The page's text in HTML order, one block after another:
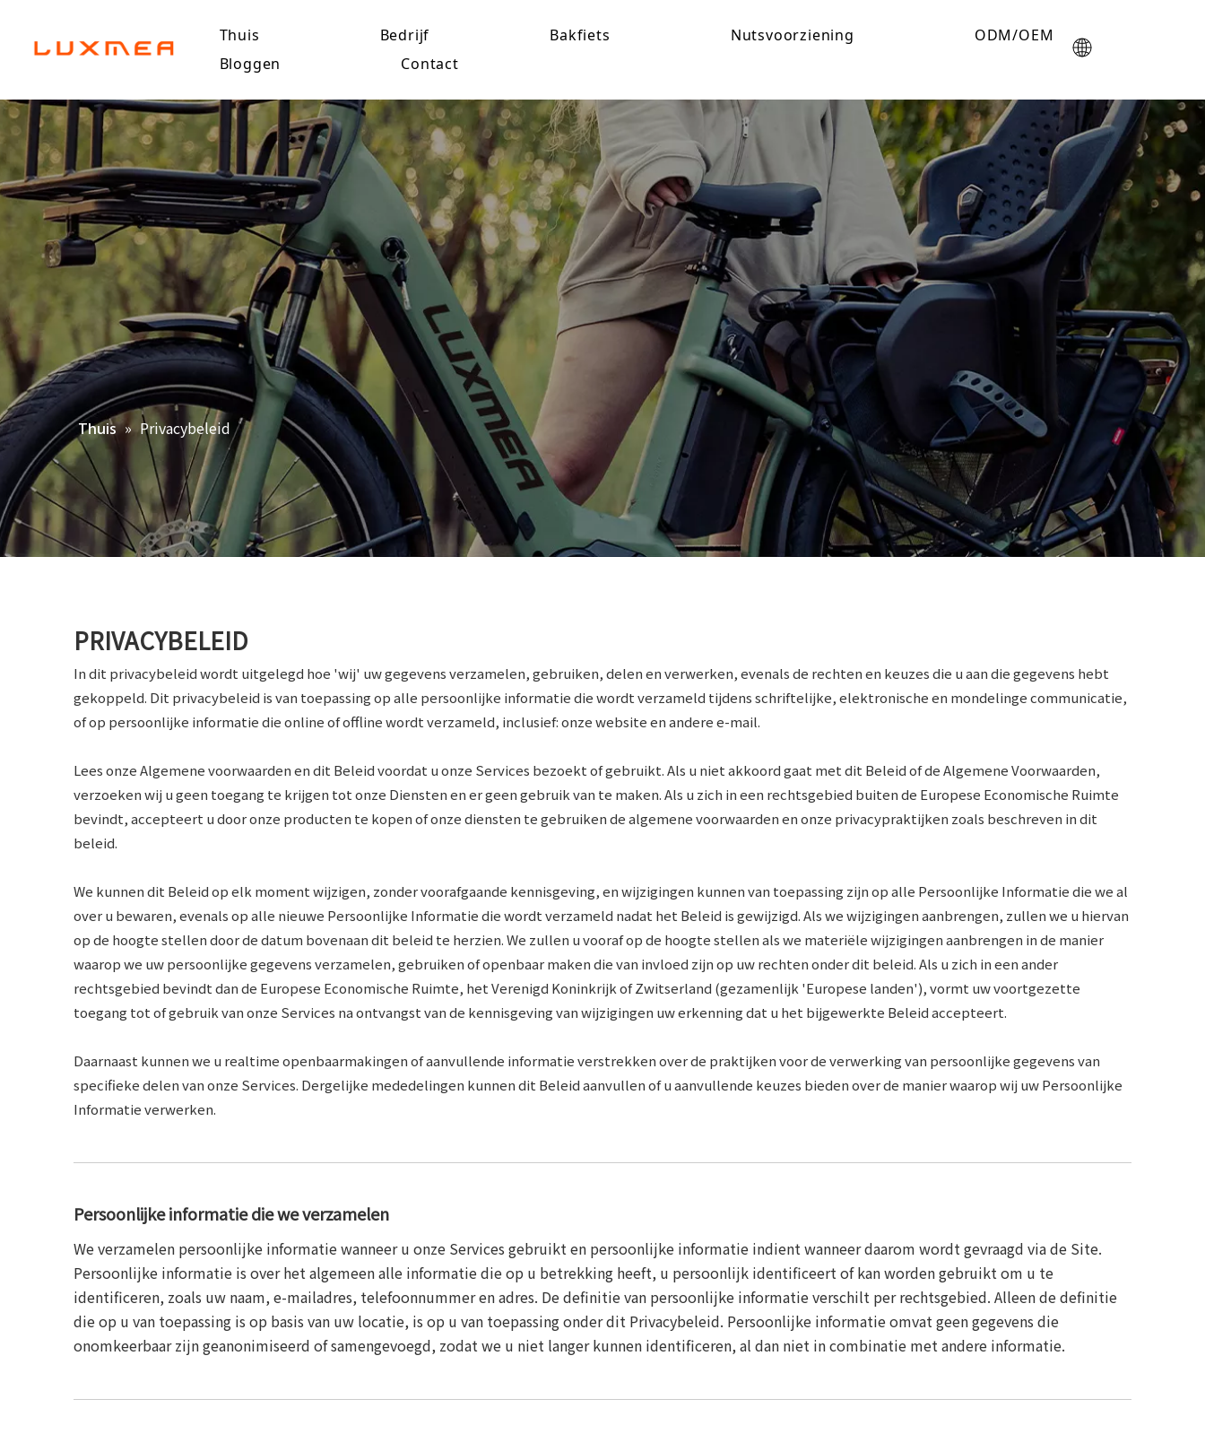
Thuis Bedrijf Bakfiets Nutsvoorziening
ODM/OEM
Bloggen
Contact
Thuis » Privacybeleid
PRIVACYBELEID
In dit privacybeleid wordt uitgelegd hoe 'wij' uw gegevens verzamelen, gebruiken, delen en verwerken, evenals de rechten en keuzes die u aan die gegevens hebt
gekoppeld. Dit privacybeleid is van toepassing op alle persoonlijke informatie die wordt verzameld tijdens schriftelijke, elektronische en mondelinge communicatie,
of op persoonlijke informatie die online of offline wordt verzameld, inclusief: onze website en andere e-mail.
Lees onze Algemene voorwaarden en dit Beleid voordat u onze Services bezoekt of gebruikt. Als u niet akkoord gaat met dit Beleid of de Algemene Voorwaarden,
verzoeken wij u geen toegang te krijgen tot onze Diensten en er geen gebruik van te maken. Als u zich in een rechtsgebied buiten de Europese Economische Ruimte
bevindt, accepteert u door onze producten te kopen of onze diensten te gebruiken de algemene voorwaarden en onze privacypraktijken zoals beschreven in dit
beleid.
We kunnen dit Beleid op elk moment wijzigen, zonder voorafgaande kennisgeving, en wijzigingen kunnen van toepassing zijn op alle Persoonlijke Informatie die we al
over u bewaren, evenals op alle nieuwe Persoonlijke Informatie die wordt verzameld nadat het Beleid is gewijzigd. Als we wijzigingen aanbrengen, zullen we u hiervan
op de hoogte stellen door de datum bovenaan dit beleid te herzien. We zullen u vooraf op de hoogte stellen als we materiële wijzigingen aanbrengen in de manier
waarop we uw persoonlijke gegevens verzamelen, gebruiken of openbaar maken die van invloed zijn op uw rechten onder dit beleid. Als u zich in een ander
rechtsgebied bevindt dan de Europese Economische Ruimte, het Verenigd Koninkrijk of Zwitserland (gezamenlijk 'Europese landen'), vormt uw voortgezette
toegang tot of gebruik van onze Services na ontvangst van de kennisgeving van wijzigingen uw erkenning dat u het bijgewerkte Beleid accepteert.
Daarnaast kunnen we u realtime openbaarmakingen of aanvullende informatie verstrekken over de praktijken voor de verwerking van persoonlijke gegevens van
specifieke delen van onze Services. Dergelijke mededelingen kunnen dit Beleid aanvullen of u aanvullende keuzes bieden over de manier waarop wij uw Persoonlijke
Informatie verwerken.
Persoonlijke informatie die we verzamelen
We verzamelen persoonlijke informatie wanneer u onze Services gebruikt en persoonlijke informatie indient wanneer daarom wordt gevraagd via de Site.
Persoonlijke informatie is over het algemeen alle informatie die op u betrekking heeft, u persoonlijk identificeert of kan worden gebruikt om u te
identificeren, zoals uw naam, e-mailadres, telefoonnummer en adres. De definitie van persoonlijke informatie verschilt per rechtsgebied. Alleen de definitie
die op u van toepassing is op basis van uw locatie, is op u van toepassing onder dit Privacybeleid. Persoonlijke informatie omvat geen gegevens die
onomkeerbaar zijn geanonimiseerd of samengevoegd, zodat we u niet langer kunnen identificeren, al dan niet in combinatie met andere informatie.